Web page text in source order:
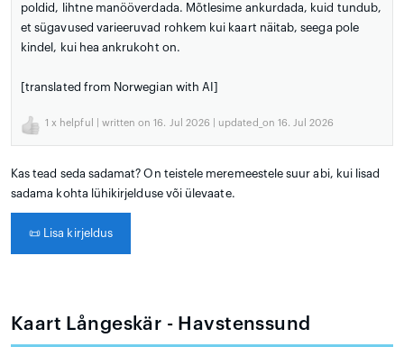
poldid, lihtne manööverdada. Mõtlesime ankurdada, kuid tundub,
et sügavused varieeruvad rohkem kui kaart näitab, seega pole
kindel, kui hea ankrukoht on.
[translated from Norwegian with AI]
1 x helpful | written on 16. Jul 2026 | updated_on 16. Jul 2026
Kas tead seda sadamat? On teistele meremeestele suur abi, kui lisad
sadama kohta lühikirjelduse või ülevaate.
📜 Lisa kirjeldus
Kaart Långeskär - Havstenssund